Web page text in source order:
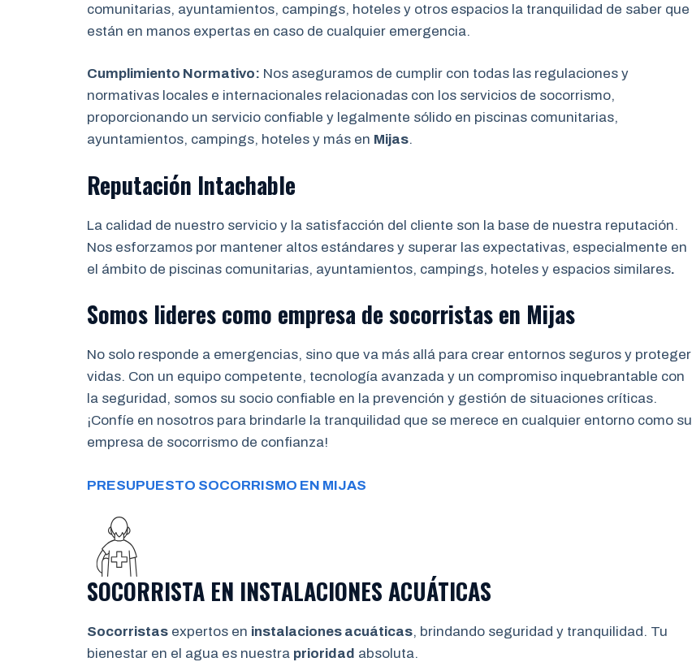
comunitarias, ayuntamientos, campings, hoteles y otros espacios la tranquilidad de saber que
están en manos expertas en caso de cualquier emergencia.
Cumplimiento Normativo: Nos aseguramos de cumplir con todas las regulaciones y
normativas locales e internacionales relacionadas con los servicios de socorrismo,
proporcionando un servicio confiable y legalmente sólido en piscinas comunitarias,
ayuntamientos, campings, hoteles y más en Mijas.
Reputación Intachable
La calidad de nuestro servicio y la satisfacción del cliente son la base de nuestra reputación.
Nos esforzamos por mantener altos estándares y superar las expectativas, especialmente en
el ámbito de piscinas comunitarias, ayuntamientos, campings, hoteles y espacios similares.
Somos lideres como empresa de socorristasen Mijas
No solo responde a emergencias, sino que va más allá para crear entornos seguros y proteger
vidas. Con un equipo competente, tecnología avanzada y un compromiso inquebrantable con
la seguridad, somos su socio confiable en la prevención y gestión de situaciones críticas.
¡Confíe en nosotros para brindarle la tranquilidad que se merece en cualquier entorno como su
empresa de socorrismo de confianza!
PRESUPUESTO SOCORRISMO EN MIJAS
SOCORRISTA EN INSTALACIONES ACUÁTICAS
Socorristas expertos en instalaciones acuáticas, brindando seguridad y tranquilidad. Tu
bienestar en el agua es nuestra prioridad absoluta.